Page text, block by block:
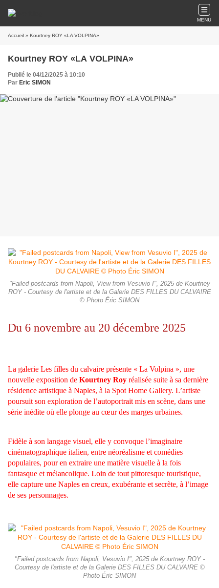
MENU
Accueil » Kourtney ROY «LA VOLPINA»
Kourtney ROY «LA VOLPINA»
Publié le 04/12/2025 à 10:10
Par Eric SIMON
"Failed postcards from Napoli, View from Vesuvio I", 2025 de Kourtney
ROY - Courtesy de l'artiste et de la Galerie DES FILLES DU CALVAIRE
© Photo Éric SIMON
Du 6 novembre au 20 décembre 2025
La galerie Les filles du calvaire présente « La Volpina », une
nouvelle exposition de Kourtney Roy réalisée suite à sa dernière
résidence artistique à Naples, à la Spot Home Gallery. L’artiste
poursuit son exploration de l’autoportrait mis en scène, dans une
série inédite où elle plonge au cœur des marges urbaines.
Fidèle à son langage visuel, elle y convoque l’imaginaire
cinématographique italien, entre néoréalisme et comédies
populaires, pour en extraire une matière visuelle à la fois
fantasque et mélancolique. Loin de tout pittoresque touristique,
elle capture une Naples en creux, exubérante et secrète, à l’image
de ses personnages.
"Failed postcards from Napoli, Vesuvio I", 2025 de Kourtney ROY -
Courtesy de l'artiste et de la Galerie DES FILLES DU CALVAIRE ©
Photo Éric SIMON